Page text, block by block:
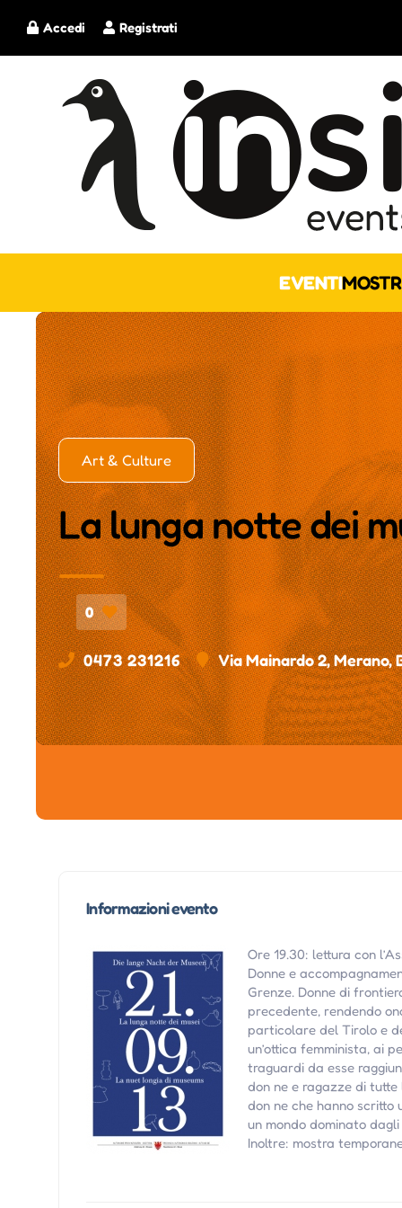
Registrati
Accedi
EVENTI
Art & Culture
La lunga notte dei
0
0473 231216 Via Mainardo 2, Merano,
Informazioni evento
Ore 19.30: lettura con
Donne e
Grenze. Donne di
precedente, rendendo
particolare del Tirolo e
un’ottica femminista, ai
traguardi da esse
don ne e ragazze di
don ne che hanno scritto
un mondo dominato dagli
Inoltre: mostra